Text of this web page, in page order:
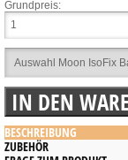
Grundpreis:
BESCHREIBUNG
ZUBEHÖR